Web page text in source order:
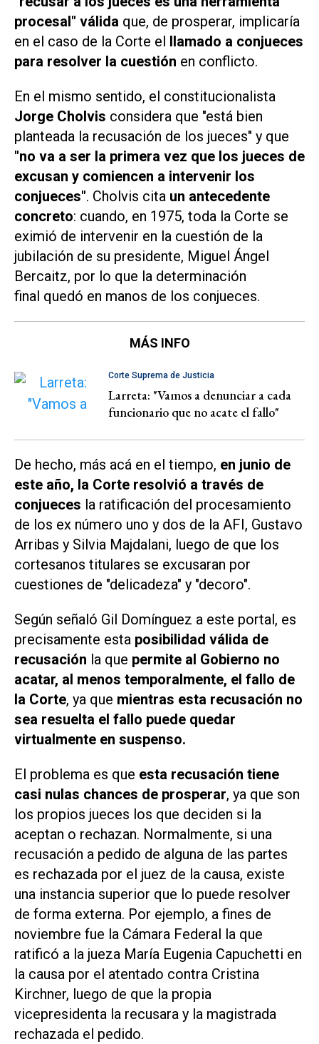
procesal" válida que, de prosperar, implicaría
en el caso de la Corte el llamado a conjueces
para resolver la cuestión en conflicto.
En el mismo sentido, el constitucionalista
Jorge Cholvis considera que "está bien
planteada la recusación de los jueces" y que
"no va a ser la primera vez que los jueces de
excusan y comiencen a intervenir los
conjueces". Cholvis cita un antecedente
concreto: cuando, en 1975, toda la Corte se
eximió de intervenir en la cuestión de la
jubilación de su presidente, Miguel Ángel
Bercaitz, por lo que la determinación
final quedó en manos de los conjueces.
MÁS INFO
Corte Suprema de Justicia
Larreta: "Vamos a denunciar a cada
funcionario que no acate el fallo"
De hecho, más acá en el tiempo, en junio de
este año, la Corte resolvió a través de
conjueces la ratificación del procesamiento
de los ex número uno y dos de la AFI, Gustavo
Arribas y Silvia Majdalani, luego de que los
cortesanos titulares se excusaran por
cuestiones de "delicadeza" y "decoro".
Según señaló Gil Domínguez a este portal, es
precisamente esta posibilidad válida de
recusación la que permite al Gobierno no
acatar, al menos temporalmente, el fallo de
la Corte, ya que mientras esta recusación no
sea resuelta el fallo puede quedar
virtualmente en suspenso.
El problema es que esta recusación tiene
casi nulas chances de prosperar, ya que son
los propios jueces los que deciden si la
aceptan o rechazan. Normalmente, si una
recusación a pedido de alguna de las partes
es rechazada por el juez de la causa, existe
una instancia superior que lo puede resolver
de forma externa. Por ejemplo, a fines de
noviembre fue la Cámara Federal la que
ratificó a la jueza María Eugenia Capuchetti en
la causa por el atentado contra Cristina
Kirchner, luego de que la propia
vicepresidenta la recusara y la magistrada
rechazada el pedido.